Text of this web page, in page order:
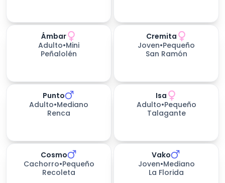
Ámbar
Adulto•Mini
Peñalolén
Cremita
Joven•Pequeño
San Ramón
días esperando
Punto
Adulto•Mediano
Renca
días esperando
Isa
Adulto•Pequeño
Talagante
Cosmo
Cachorro•Pequeño
Recoleta
Vako
Joven•Mediano
La Florida